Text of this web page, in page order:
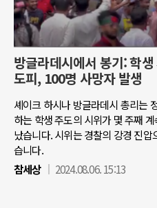
방글라데시에서 봉기: 학
도피, 100명 사망자 발생
셰이크 하시나 방글라데시 총리는
하는 학생 주도의 시위가 몇 주째
났습니다. 시위는 경찰의 강경 진
습니다.
참세상
2024.08.06. 15:13